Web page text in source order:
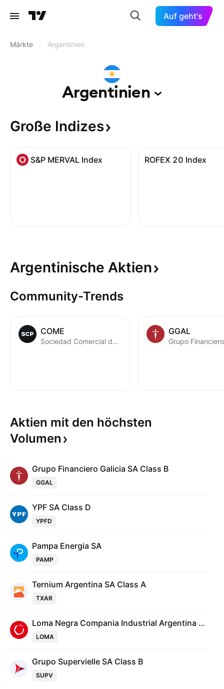
Auf geht's
Märkte Argentinien
Argentinien
Große Indizes
S&P MERVAL Index ROFEX 20 Index
Argentinische Aktien
Community-Trends
COME
Sociedad Comercial del Plata SA
GGAL
Aktien mit den höchsten
Volumen
Grupo Financiero Galicia SA Class B
GGAL
YPF SA Class D
YPFD
Pampa Energia SA
PAMP
Ternium Argentina SA Class A
TXAR
Loma Negra Compania Industrial Argentina SA
LOMA
Grupo Supervielle SA Class B
SUPV